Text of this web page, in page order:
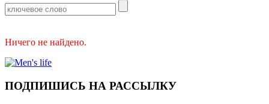
Ничего не найдено.
ПОДПИШИСЬ НА РАССЫЛКУ